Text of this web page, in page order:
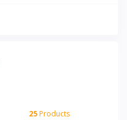
25Products